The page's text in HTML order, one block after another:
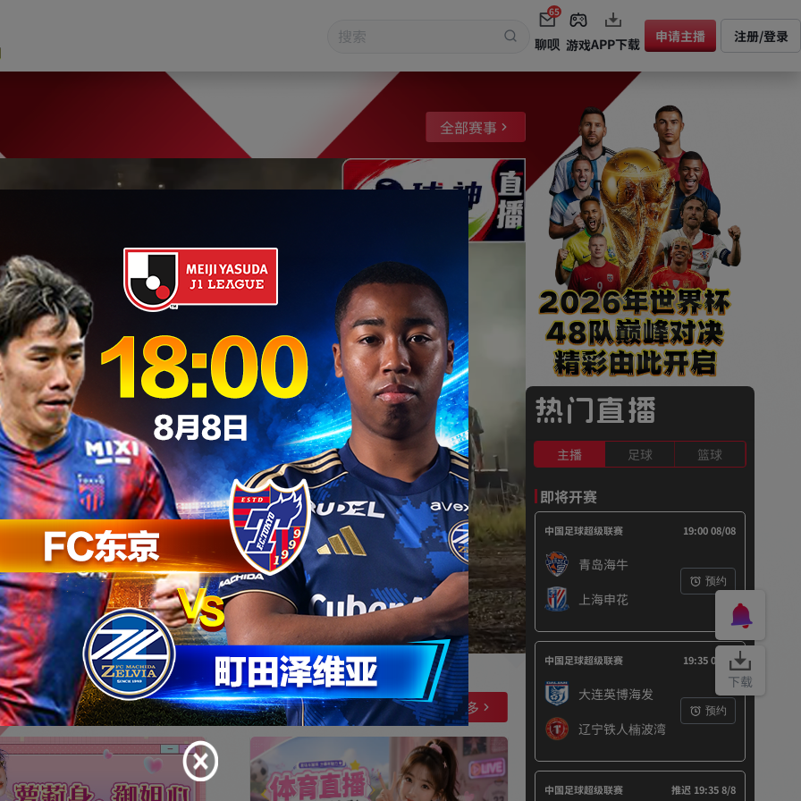
下载
65
聊呗 游戏APP下载 申请主播 注册/登录
全部赛事
查看更多
热门直播
主播 足球 篮球
即将开赛
中国足球超级联赛 19:00 08/08
青岛海牛
上海申花
预约
中国足球超级联赛 19:35 08/08
大连英博海发
辽宁铁人楠波湾
预约
中国足球超级联赛 推迟 19:35 8/8